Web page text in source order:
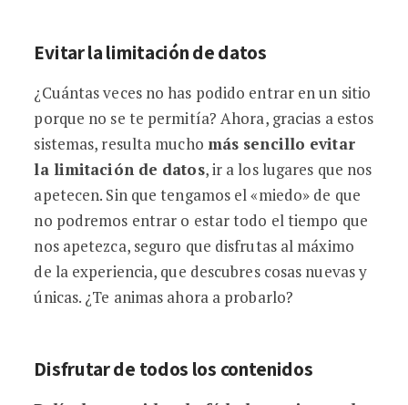
Evitar la limitación de datos
¿Cuántas veces no has podido entrar en un sitio
porque no se te permitía? Ahora, gracias a estos
sistemas, resulta mucho más sencillo evitar
la limitación de datos, ir a los lugares que nos
apetecen. Sin que tengamos el «miedo» de que
no podremos entrar o estar todo el tiempo que
nos apetezca, seguro que disfrutas al máximo
de la experiencia, que descubres cosas nuevas y
únicas. ¿Te animas ahora a probarlo?
Disfrutar de todos los contenidos